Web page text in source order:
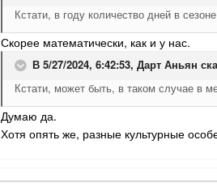
Кстати, в году количество дней в
Скорее математически, как и у нас.
В 5/27/2024, 6:42:53, Дарт Аньян
Кстати, может быть, в таком случае в
Думаю да.
Хотя опять же, разные культурные